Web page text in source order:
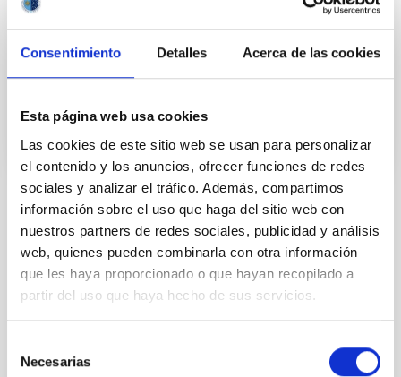
Consentimiento Detalles Acerca de las cookies
Esta página web usa cookies
Las cookies de este sitio web se usan para personalizar
el contenido y los anuncios, ofrecer funciones de redes
sociales y analizar el tráfico. Además, compartimos
información sobre el uso que haga del sitio web con
nuestros partners de redes sociales, publicidad y análisis
web, quienes pueden combinarla con otra información
que les haya proporcionado o que hayan recopilado a
partir del uso que haya hecho de sus servicios.
Necesarias
descubrimientos científicos logrados desde los
Observatorios de Canarias así como el estado de los
Fecha de publicación 26/05/2022 - 15:41
TIPO DE NOTICIA
NOTA DE PRENSA
ÁMBITO
COMITÉ CIENTÍFICO INTERNACIONAL
Acuerdos